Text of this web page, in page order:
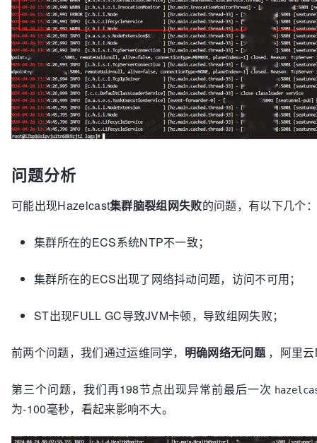
问题分析
可能出现Hazelcast集群脑裂组网失败的问题，有以下几个：
集群所在的ECS系统NTP不一致；
集群所在的ECS出现了网络抖动问题，访问不可用；
ST出现FULL GC导致JVM卡顿，导致组网失败；
前两个问题，我们通过运维同学， 明确网络无问题，阿里云
第三个问题，我们再198节点出现异常前最后一次
为-100毫秒，看起来影响不大。